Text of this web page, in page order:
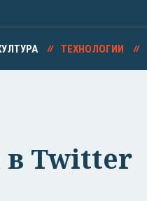
ТЕХНОЛОГИИ
в Twitter